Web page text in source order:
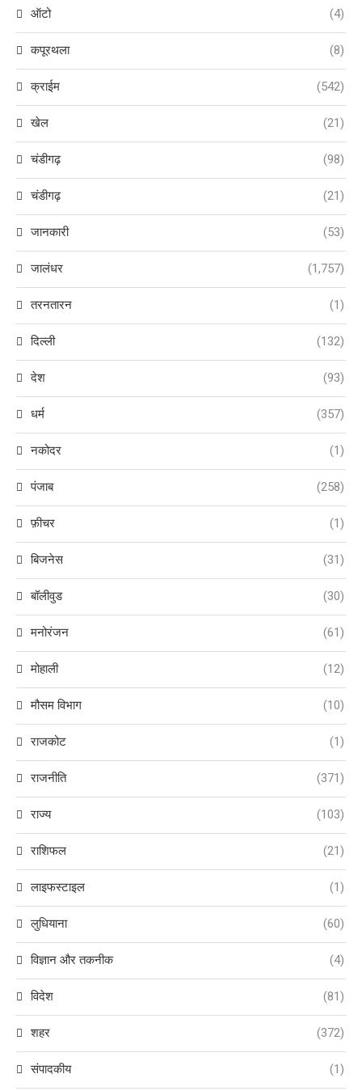
ऑटो (4)
कपूरथला (8)
क्राईम (542)
खेल (21)
चंडीगढ़ (98)
चंडीगढ़ (21)
जानकारी (53)
जालंधर (1,757)
तरनतारन (1)
दिल्ली (132)
देश (93)
धर्म (357)
नकोदर (1)
पंजाब (258)
फ़ीचर (1)
बिजनेस (31)
बॉलीवुड (30)
मनोरंजन (61)
मोहाली (12)
मौसम विभाग (10)
राजकोट (1)
राजनीति (371)
राज्य (103)
राशिफल (21)
लाइफस्टाइल (1)
लुधियाना (60)
विज्ञान और तकनीक (4)
विदेश (81)
शहर (372)
संपादकीय (1)